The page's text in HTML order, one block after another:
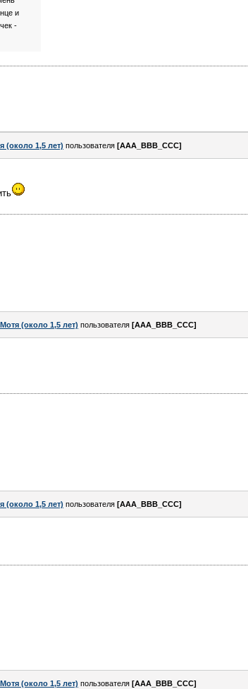
и
-
(около 1,5 лет) пользователя [AAA_BBB_CCC]
(около 1,5 лет) пользователя [AAA_BBB_CCC]
(около 1,5 лет) пользователя [AAA_BBB_CCC]
(около 1,5 лет) пользователя [AAA_BBB_CCC]